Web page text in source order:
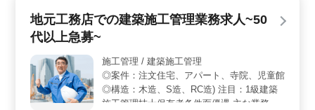
員、派遣社員と、様々な雇用形態が選べます。車通勤も
可能で、長期にわたる雇用が保証されています。給与だ
けでなく、通勤手当や交通費支給、福利厚生も充実して
おり、安心して働ける環境が整っています。 ＜経験
者優遇のポリシー＞ 自動車整備士としての10年以上の
経験を活かし、高収入を得られます。技術や経験を活か
し、お客様のニーズに応える仕事にやりがいを感じられ
地元工務店での建築施工管理業務求人~50
代以上急募~
施工管理 / 建築施工管理
◎案件：注文住宅、アパート、寺院、児童館
◎構造：木造、S造、RC造) 注目：1級建築
施工管理技士保有者条件面優遇 主な業務内